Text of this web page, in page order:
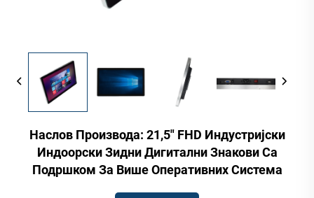
Наслов Производа: 21,5" FHD Индустријски
Индоорски Зидни Дигитални Знакови Са
Подршком За Више Оперативних Система